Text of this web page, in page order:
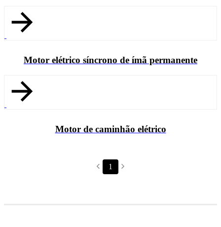
Motor elétrico síncrono de ímã permanente
Motor de caminhão elétrico